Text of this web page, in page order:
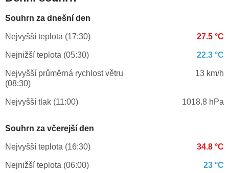
Souhrn za dnešní den
Nejvyšší teplota (17:30) 27.5 °C
Nejnižší teplota (05:30) 22.3 °C
Nejvyšší průměrná rychlost větru
(08:30)
13 km/h
Nejvyšší tlak (11:00) 1018.8 hPa
Souhrn za včerejší den
Nejvyšší teplota (16:30) 34.8 °C
Nejnižší teplota (06:00) 23 °C